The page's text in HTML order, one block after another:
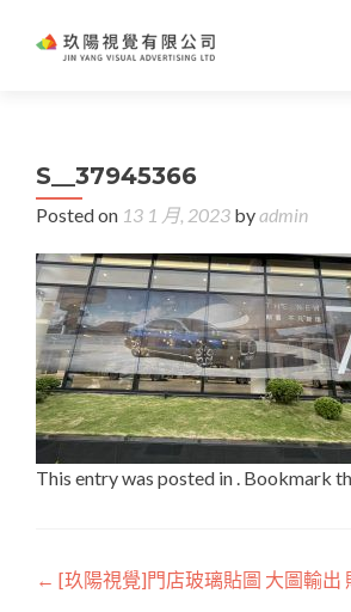
S__37945366
Posted on 13 1 月, 2023 byadmin
This entry was posted in . Bookmark
Post
← [玖陽視覺]門店玻璃貼圖 大圖輸出